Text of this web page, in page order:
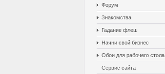
Форум
Знакомства
Гадание флеш
Начни свой бизнес
Обои для рабочего стола
Сервис сайта